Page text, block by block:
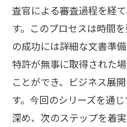
査官による審査過程を経
す。このプロセスは時間
の成功には詳細な文書準
特許が無事に取得された
ことができ、ビジネス展
す。今回のシリーズを通
深め、次のステップを着